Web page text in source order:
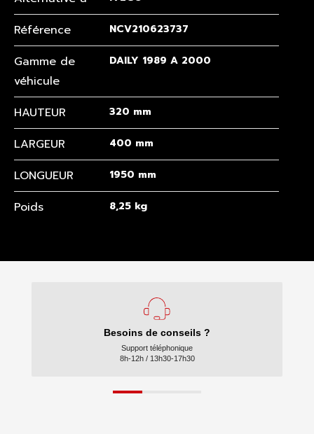
Besoins de conseils ?
Support téléphonique
8h-12h / 13h30-17h30
Référence NCV210623737
Gamme de
véhicule
DAILY 1989 A 2000
HAUTEUR 320 mm
LARGEUR 400 mm
LONGUEUR 1950 mm
Poids 8,25 kg